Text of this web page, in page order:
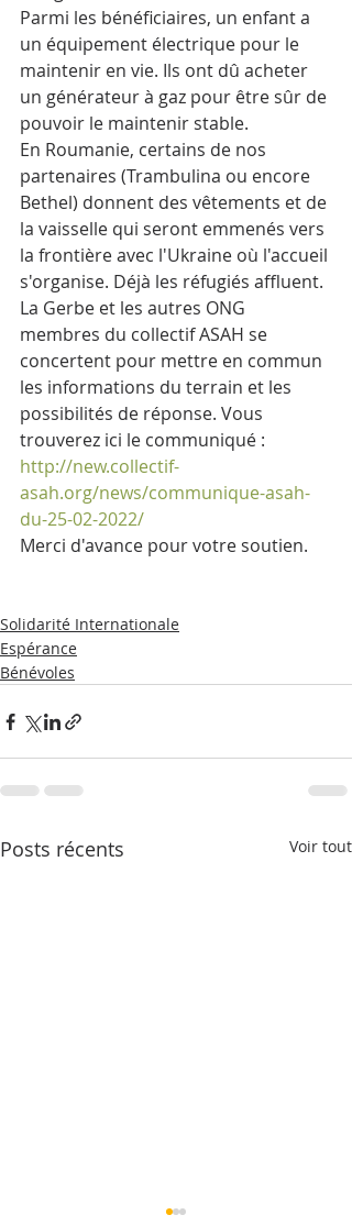
Parmi les bénéficiaires, un enfant a
un équipement électrique pour le
maintenir en vie. Ils ont dû acheter
un générateur à gaz pour être sûr de
pouvoir le maintenir stable.
En Roumanie, certains de nos
partenaires (Trambulina ou encore
Bethel) donnent des vêtements et de
la vaisselle qui seront emmenés vers
la frontière avec l'Ukraine où l'accueil
s'organise. Déjà les réfugiés affluent.
La Gerbe et les autres ONG
membres du collectif ASAH se
concertent pour mettre en commun
les informations du terrain et les
possibilités de réponse. Vous
trouverez ici le communiqué :
http://new.collectif-
asah.org/news/communique-asah-
du-25-02-2022/
Merci d'avance pour votre soutien.
Solidarité Internationale
Espérance
Bénévoles
Posts récents Voir tout